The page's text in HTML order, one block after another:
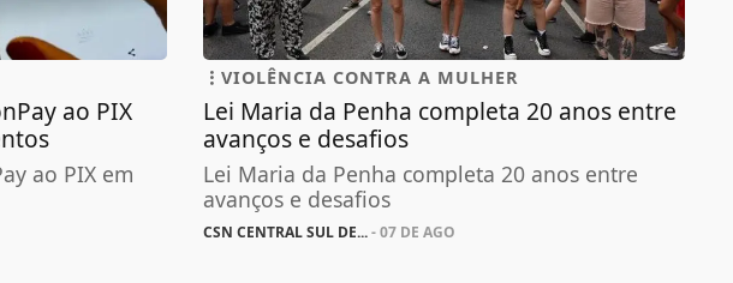
ao PIX
ao PIX em
VIOLÊNCIA CONTRA A MULHER
Lei Maria da Penha completa 20 anos entre
avanços e desafios
Lei Maria da Penha completa 20 anos entre
avanços e desafios
CSN CENTRAL SUL DE...- 07 DE AGO